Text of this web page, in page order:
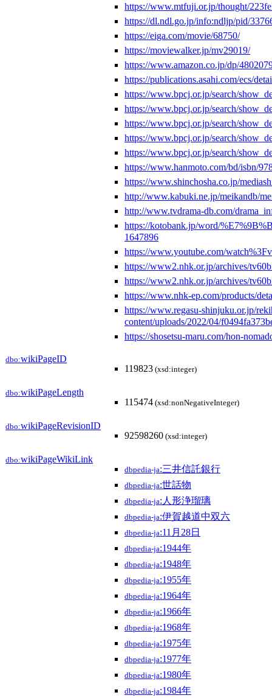
https://www.mtfuji.or.jp/thought/
https://dl.ndl.go.jp/info:ndljp/pid/
https://eiga.com/movie/68750/
https://moviewalker.jp/mv29019/
https://www.amazon.co.jp/dp/
https://publications.asahi.com/ecs/
https://www.bpcj.or.jp/search/
https://www.bpcj.or.jp/search/
https://www.bpcj.or.jp/search/
https://www.bpcj.or.jp/search/
https://www.bpcj.or.jp/search/
https://www.hanmoto.com/bd/isbn/
https://www.shinchosha.co.jp/
http://www.kabuki.ne.jp/meikandb/
http://www.tvdrama-db.com/
https://kotobank.jp/word/
1647896
https://www.youtube.com/
https://www2.nhk.or.jp/archives/
https://www2.nhk.or.jp/archives/
https://www.nhk-ep.com/products/
https://www.regasu-shinjuku.or.jp/
content/uploads/2022/04/
https://shosetsu-maru.com/hon-
dbo:wikiPageID
119823 (xsd:integer)
dbo:wikiPageLength
115474 (xsd:nonNegativeInteger)
dbo:wikiPageRevisionID
92598260 (xsd:integer)
dbo:wikiPageWikiLink
dbpedia-ja:三井信託銀行
dbpedia-ja:世話物
dbpedia-ja:人形浄瑠璃
dbpedia-ja:伊賀越道中双六
dbpedia-ja:11月28日
dbpedia-ja:1944年
dbpedia-ja:1948年
dbpedia-ja:1955年
dbpedia-ja:1964年
dbpedia-ja:1966年
dbpedia-ja:1968年
dbpedia-ja:1975年
dbpedia-ja:1977年
dbpedia-ja:1980年
dbpedia-ja:1984年